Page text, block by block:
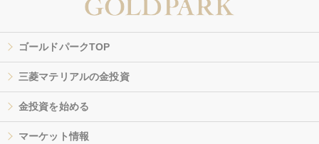
ゴールドパークTOP
三菱マテリアルの金投資
金投資を始める
マーケット情報